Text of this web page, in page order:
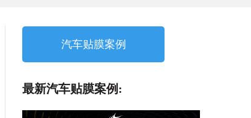
汽车贴膜案例
最新汽车贴膜案例: